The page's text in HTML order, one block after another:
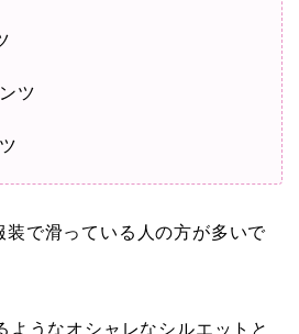
ツ
装で滑っている人の方が多いで
ようなオシャレなシルエットと